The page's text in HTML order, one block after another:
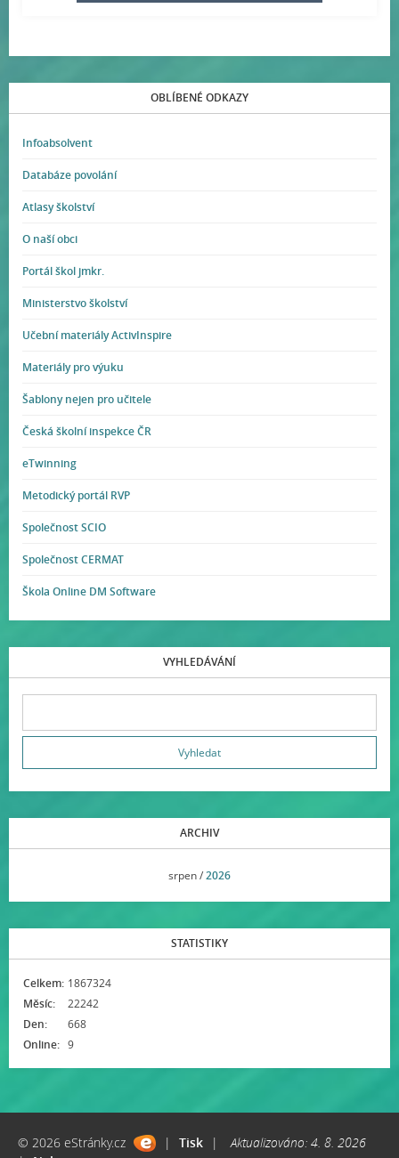
OBLÍBENÉ ODKAZY
Infoabsolvent
Databáze povolání
Atlasy školství
O naší obci
Portál škol jmkr.
Ministerstvo školství
Učební materiály ActivInspire
Materiály pro výuku
Šablony nejen pro učitele
Česká školní inspekce ČR
eTwinning
Metodický portál RVP
Společnost SCIO
Společnost CERMAT
Škola Online DM Software
VYHLEDÁVÁNÍ
ARCHIV
srpen /2026
STATISTIKY
Online: 9
Celkem: 1867324
Měsíc:
22242
Den:
668
© 2026 eStránky.cz | Tisk |
Aktualizováno: 4. 8. 2026